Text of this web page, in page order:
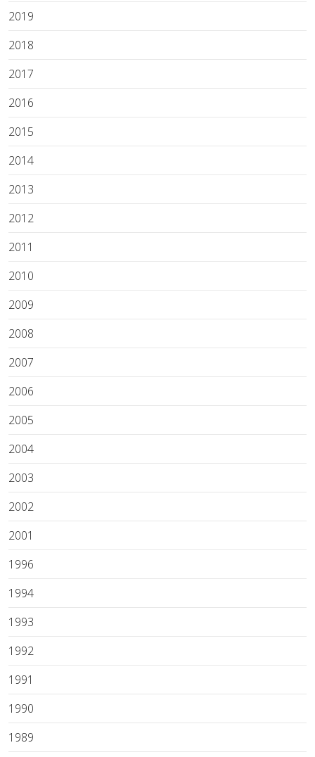
2019
2018
2017
2016
2015
2014
2013
2012
2011
2010
2009
2008
2007
2006
2005
2004
2003
2002
2001
1996
1994
1993
1992
1991
1990
1989